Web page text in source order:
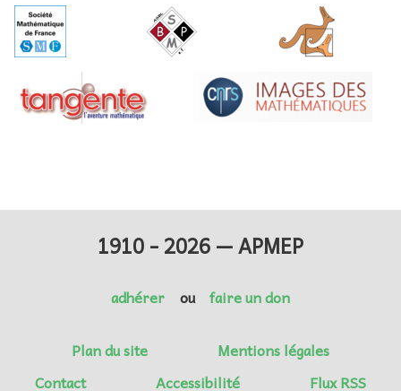
1910 - 2026 — APMEP
adhérer ou faire un don
Plan du site
Mentions légales
Contact
Accessibilité Flux RSS